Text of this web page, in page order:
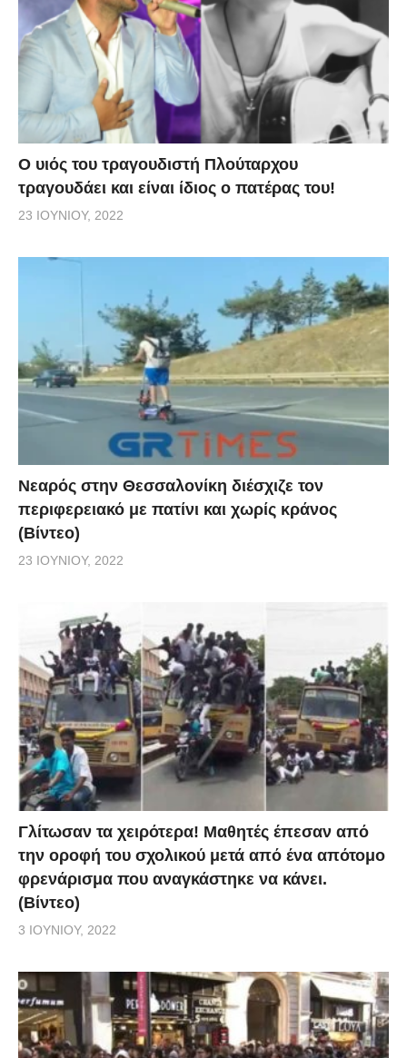
O υιός του τραγουδιστή Πλούταρχου
τραγουδάει και είναι ίδιος ο πατέρας του!
23 ΙΟΥΝΊΟΥ, 2022
Νεαρός στην Θεσσαλονίκη διέσχιζε τον
περιφερειακό με πατίνι και χωρίς κράνος
(Βίντεο)
23 ΙΟΥΝΊΟΥ, 2022
Γλίτωσαν τα χειρότερα! Μαθητές έπεσαν από
την οροφή του σχολικού μετά από ένα απότομο
φρενάρισμα που αναγκάστηκε να κάνει.
(Βίντεο)
3 ΙΟΥΝΊΟΥ, 2022